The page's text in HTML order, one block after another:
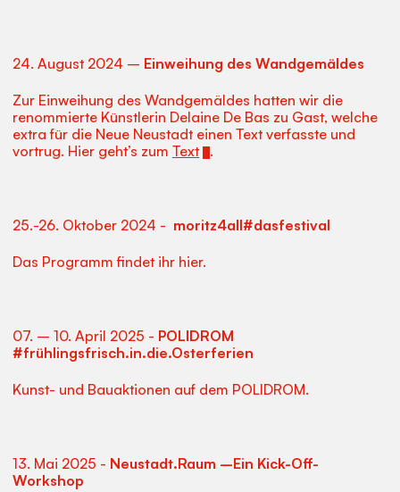
24. August 2024 – Einweihung des Wandgemäldes
Zur Einweihung des Wandgemäldes hatten wir die
renommierte Künstlerin Delaine De Bas zu Gast, welche
extra für die Neue Neustadt einen Text verfasste und
vortrug. Hier geht’s zum Text .
25.-26. Oktober 2024 - moritz4all#dasfestival
Das Programm findet ihr hier.
07. – 10. April 2025 - POLIDROM
#frühlingsfrisch.in.die.Osterferien
Kunst- und Bauaktionen auf dem POLIDROM.
13. Mai 2025 - Neustadt.Raum –Ein Kick-Off-
Workshop